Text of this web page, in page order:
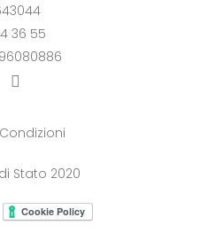
36 55
Stato 2020